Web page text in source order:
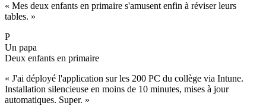
« Mes deux enfants en primaire s'amusent enfin à réviser leurs
tables. »
P
Un papa
Deux enfants en primaire
« J'ai déployé l'application sur les 200 PC du collège via Intune.
Installation silencieuse en moins de 10 minutes, mises à jour
automatiques. Super. »